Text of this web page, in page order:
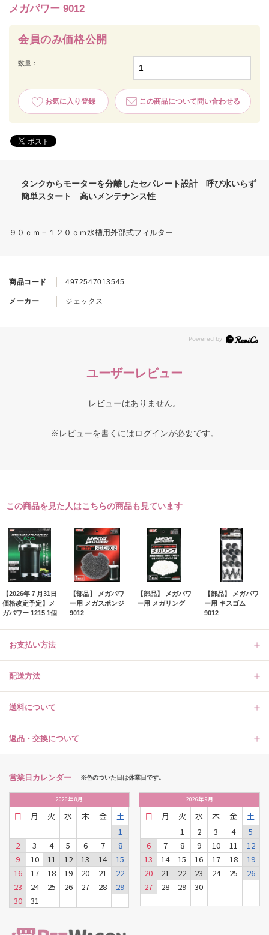
メガパワー 9012
会員のみ価格公開
数量：
お気に入り登録 この商品について問い合わせる
商品コード 4972547013545
メーカー ジェックス
タンクからモーターを分離したセパレート設計 呼び水いらず
簡単スタート 高いメンテナンス性
９０ｃｍ－１２０ｃｍ水槽用外部式フィルター
ユーザーレビュー
レビューはありません。
※レビューを書くにはログインが必要です。
この商品を見た人はこちらの商品も見ています
【2026年７月31日
価格改定予定】メ
ガパワー 1215 1個
【部品】 メガパワ
ー用 メガスポンジ
9012
【部品】 メガパワ
ー用 メガリング
【部品】 メガパワ
ー用 キスゴム
9012
お支払い方法
配送方法
送料について
返品・交換について
営業日カレンダー ※色のついた日は休業日です。
2026年8月
日 月 火 水 木 金
土
1
2
3 4 5 6 7
8
9
10 11 12 13 14
15
16
17 18 19 20 21
22
23
24 25 26 27 28
29
30
31
2026年9月
日 月 火 水 木 金
土
1
2 3 4
5
6
7 8 9 10 11
12
13
14 15 16 17 18
19
20
21 22 23 24 25
26
27
28 29 30